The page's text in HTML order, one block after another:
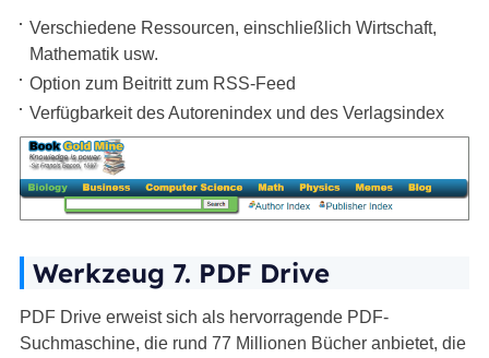
Verschiedene Ressourcen, einschließlich Wirtschaft,
Mathematik usw.
Option zum Beitritt zum RSS-Feed
Verfügbarkeit des Autorenindex und des Verlagsindex
Werkzeug 7. PDF Drive
PDF Drive erweist sich als hervorragende PDF-
Suchmaschine, die rund 77 Millionen Bücher anbietet, die